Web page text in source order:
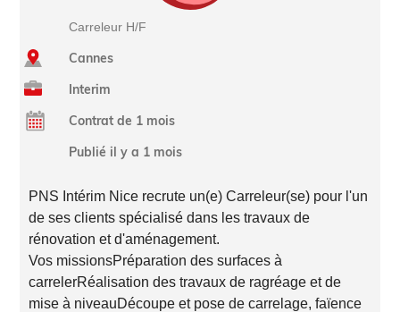
Carreleur H/F
Cannes
Interim
Contrat de 1 mois
Publié il y a 1 mois
PNS Intérim Nice recrute un(e) Carreleur(se) pour l'un
de ses clients spécialisé dans les travaux de
rénovation et d'aménagement.
Vos missionsPréparation des surfaces à
carrelerRéalisation des travaux de ragréage et de
mise à niveauDécoupe et pose de carrelage, faïence